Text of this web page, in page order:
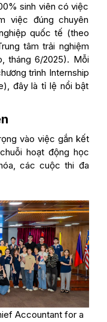
sinh viên có việc
việc đúng chuyên
quốc tế (theo
tâm trải nghiệm
tháng 6/2025). Mỗi
trình Internship
đây là tỉ lệ nổi bật
vào việc gắn kết
hoạt động học
các cuộc thi đa
Accountant for a